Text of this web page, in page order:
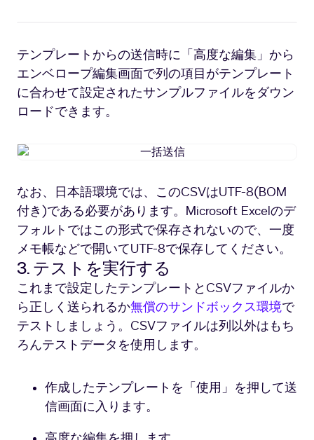
テンプレートからの送信時に「高度な編集」から
エンベロープ編集画面で列の項目がテンプレート
に合わせて設定されたサンプルファイルをダウン
ロードできます。
一
信
なお、日本語環境では、このCSVはUTF-8(BOM
付き)である必要があります。Microsoft Excelのデ
フォルトではこの形式で保存されないので、一度
メモ帳などで開いてUTF-8で保存してください。
3. テストを実行する
これまで設定したテンプレートとCSVファイルか
ら正しく送られるか無償のサンドボックス環境で
テストしましょう。CSVファイルは列以外はもち
ろんテストデータを使用します。
作成したテンプレートを「使用」を押して送
信画面に入ります。